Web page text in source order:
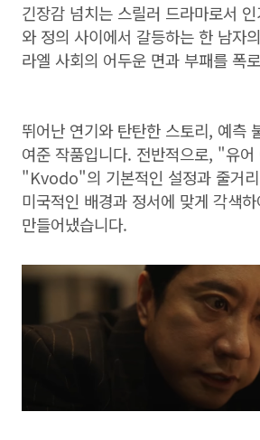
긴장감 넘치는 스릴러 드라마로서
와 정의 사이에서 갈등하는 한 남자
라엘 사회의 어두운 면과 부패를 폭
뛰어난 연기와 탄탄한 스토리, 예측
여준 작품입니다. 전반적으로, "유
"Kvodo"의 기본적인 설정과 줄거
미국적인 배경과 정서에 맞게 각색
만들어냈습니다.